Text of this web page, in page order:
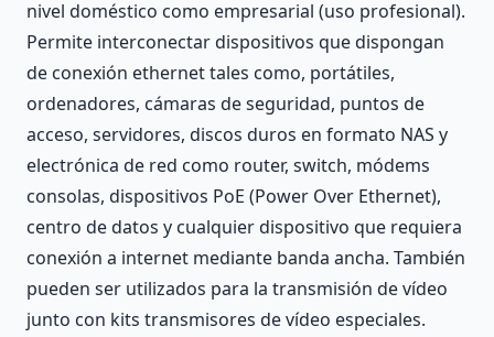
nivel doméstico como empresarial (uso profesional).
Permite interconectar dispositivos que dispongan
de conexión ethernet tales como, portátiles,
ordenadores, cámaras de seguridad, puntos de
acceso, servidores, discos duros en formato NAS y
electrónica de red como router, switch, módems
consolas, dispositivos PoE (Power Over Ethernet),
centro de datos y cualquier dispositivo que requiera
conexión a internet mediante banda ancha. También
pueden ser utilizados para la transmisión de vídeo
junto con kits transmisores de vídeo especiales.